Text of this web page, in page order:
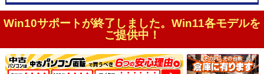
Win10サポートが終了しました。Win11各モデルを
ご提供中！